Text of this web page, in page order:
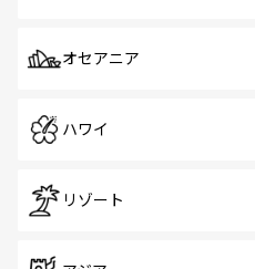
オセアニア
ハワイ
リゾート